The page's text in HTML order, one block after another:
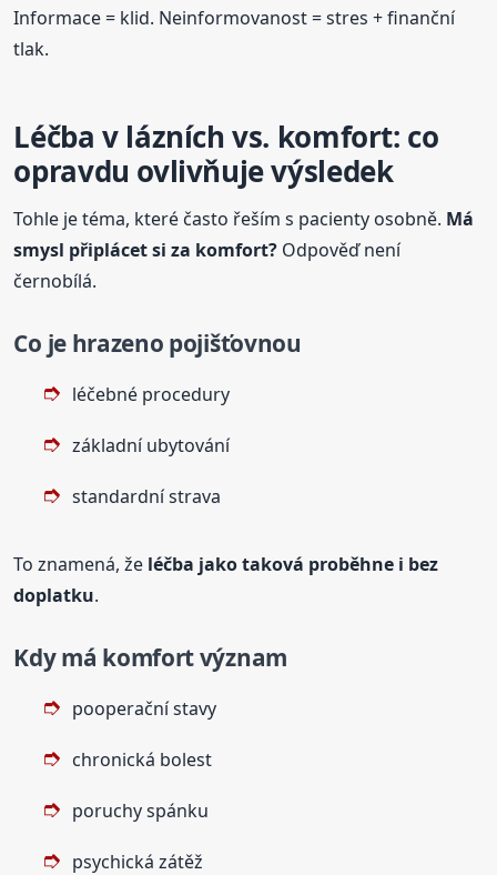
Informace = klid. Neinformovanost = stres + finanční
tlak.
Léčba v lázních vs. komfort: co
opravdu ovlivňuje výsledek
Tohle je téma, které často řeším s pacienty osobně. Má
smysl připlácet si za komfort? Odpověď není
černobílá.
Co je hrazeno pojišťovnou
léčebné procedury
základní ubytování
standardní strava
To znamená, že léčba jako taková proběhne i bez
doplatku.
Kdy má komfort význam
pooperační stavy
chronická bolest
poruchy spánku
psychická zátěž